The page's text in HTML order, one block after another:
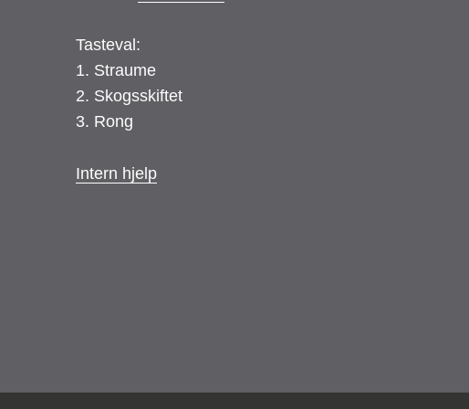
Tasteval:
1. Straume
2. Skogsskiftet
3. Rong
Intern hjelp